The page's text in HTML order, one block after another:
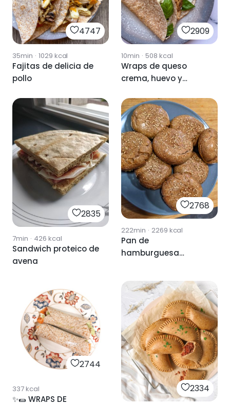
4747
35min · 1029 kcal
Fajitas de delicia de
pollo
2909
10min · 508 kcal
Wraps de queso
crema, huevo y
2835
7min · 426 kcal
Sandwich proteico de
avena
2768
222min · 2269 kcal
Pan de
hamburguesa
2744
337kcal
✨🌯 WRAPS DE
2334